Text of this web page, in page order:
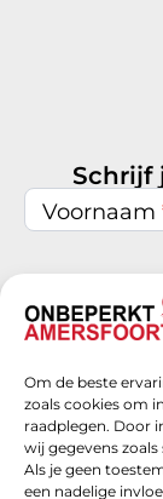
Om de beste
zoals cookies om
raadplegen. Door
wij gegevens
Als je geen
een nadelige
Schrijf
Nieuwsbrief
inschrijven
Voornaam
E-mail*